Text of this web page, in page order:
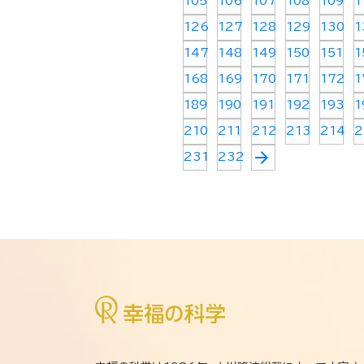
126 127 128 129 130
147 148 149 150 151
168 169 170 171 172
189 190 191 192 193
210 211 212 213 214
231 232 arrow_forward